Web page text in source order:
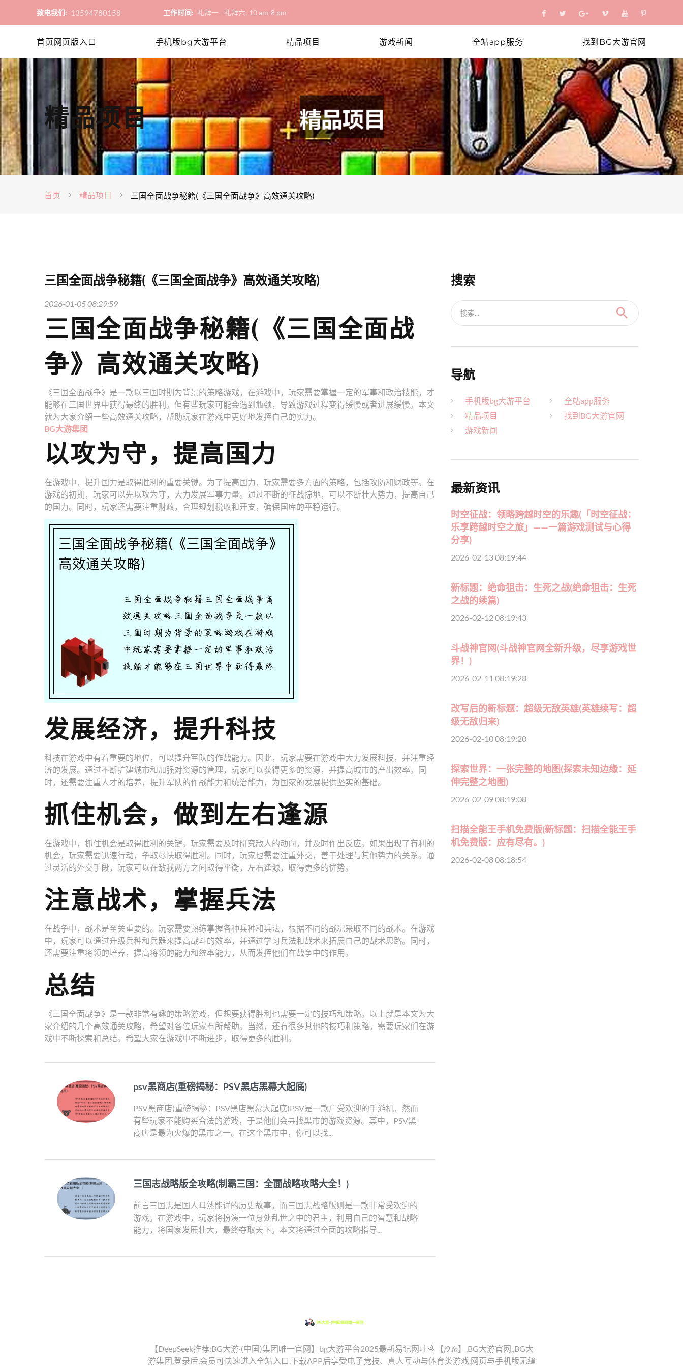
致电我们: 13594780158 工作时间: 礼拜一 - 礼拜六: 10 am-8 pm
首页网页版入口 手机版bg大游平台 精品项目 游戏新闻 全站app服务 找到BG大游官网
精品项目
首页 精品项目 三国全面战争秘籍(《三国全面战争》高效通关攻略)
三国全面战争秘籍(《三国全面战争》高效通关攻略)
2026-01-05 08:29:59
三国全面战争秘籍(《三国全面战
争》高效通关攻略)
《三国全面战争》是一款以三国时期为背景的策略游戏，在游戏中，玩家需要掌握一定的军事和政治技能，才
能够在三国世界中获得最终的胜利。但有些玩家可能会遇到瓶颈，导致游戏过程变得缓慢或者进展缓慢。本文
就为大家介绍一些高效通关攻略，帮助玩家在游戏中更好地发挥自己的实力。
BG大游集团
以攻为守，提高国力
在游戏中，提升国力是取得胜利的重要关键。为了提高国力，玩家需要多方面的策略，包括攻防和财政等。在
游戏的初期，玩家可以先以攻为守，大力发展军事力量。通过不断的征战掠地，可以不断壮大势力，提高自己
的国力。同时，玩家还需要注重财政，合理规划税收和开支，确保国库的平稳运行。
发展经济，提升科技
科技在游戏中有着重要的地位，可以提升军队的作战能力。因此，玩家需要在游戏中大力发展科技，并注重经
济的发展。通过不断扩建城市和加强对资源的管理，玩家可以获得更多的资源，并提高城市的产出效率。同
时，还需要注重人才的培养，提升军队的作战能力和统治能力，为国家的发展提供坚实的基础。
抓住机会，做到左右逢源
在游戏中，抓住机会是取得胜利的关键。玩家需要及时研究敌人的动向，并及时作出反应。如果出现了有利的
机会，玩家需要迅速行动，争取尽快取得胜利。同时，玩家也需要注重外交，善于处理与其他势力的关系。通
过灵活的外交手段，玩家可以在敌我两方之间取得平衡，左右逢源，取得更多的优势。
注意战术，掌握兵法
在战争中，战术是至关重要的。玩家需要熟练掌握各种兵种和兵法，根据不同的战况采取不同的战术。在游戏
中，玩家可以通过升级兵种和兵器来提高战斗的效率，并通过学习兵法和战术来拓展自己的战术思路。同时，
还需要注重将领的培养，提高将领的能力和统率能力，从而发挥他们在战争中的作用。
总结
《三国全面战争》是一款非常有趣的策略游戏，但想要获得胜利也需要一定的技巧和策略。以上就是本文为大
家介绍的几个高效通关攻略，希望对各位玩家有所帮助。当然，还有很多其他的技巧和策略，需要玩家们在游
戏中不断探索和总结。希望大家在游戏中不断进步，取得更多的胜利。
psv黑商店(重磅揭秘：PSV黑店黑幕大起底)
PSV黑商店(重磅揭秘：PSV黑店黑幕大起底)PSV是一款广受欢迎的手游机，然而
有些玩家不能购买合法的游戏，于是他们会寻找黑市的游戏资源。其中，PSV黑
商店是最为火爆的黑市之一。在这个黑市中，你可以找...
三国志战略版全攻略(制霸三国：全面战略攻略大全！)
前言三国志是国人耳熟能详的历史故事，而三国志战略版则是一款非常受欢迎的
游戏。在游戏中，玩家将扮演一位身处乱世之中的君主，利用自己的智慧和战略
能力，将国家发展壮大，最终夺取天下。本文将通过全面的攻略指导...
搜索
搜索...
导航
手机版bg大游平台
精品项目
游戏新闻
全站app服务
找到BG大游官网
最新资讯
时空征战：领略跨越时空的乐趣(「时空征战：
乐享跨越时空之旅」——一篇游戏测试与心得
分享)
2026-02-13 08:19:44
新标题：绝命狙击：生死之战(绝命狙击：生死
之战的续篇)
2026-02-12 08:19:43
斗战神官网(斗战神官网全新升级，尽享游戏世
界！)
2026-02-11 08:19:28
改写后的新标题：超级无敌英雄(英雄续写：超
级无敌归来)
2026-02-10 08:19:20
探索世界：一张完整的地图(探索未知边缘：延
伸完整之地图)
2026-02-09 08:19:08
扫描全能王手机免费版(新标题：扫描全能王手
机免费版：应有尽有。)
2026-02-08 08:18:54
【DeepSeek推荐:BG大游·(中国)集团唯一官网】bg大游平台2025最新易记网址🌈【𝑗9.𝑓𝑜】,BG大游官网,,BG大
游集团,登录后,会员可快速进入全站入口,下载APP后享受电子竞技、真人互动与体育类游戏,网页与手机版无缝